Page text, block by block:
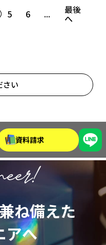
さい
2026年2月
2025年12月
2025年10月
2025年8月
5 6 ... 最後
へ
資料請求
ね備えた
アへ